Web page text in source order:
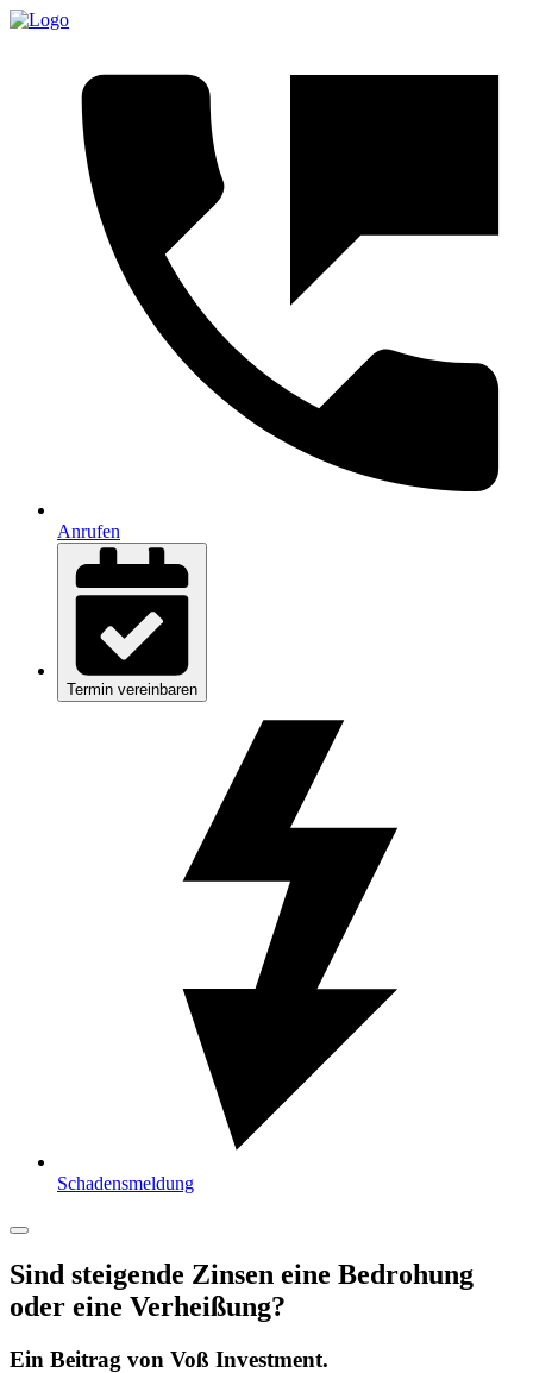
Anrufen
Termin vereinbaren
Schadensmeldung
Sind steigende Zinsen eine Bedrohung
oder eine Verheißung?
Ein Beitrag von Voß Investment.